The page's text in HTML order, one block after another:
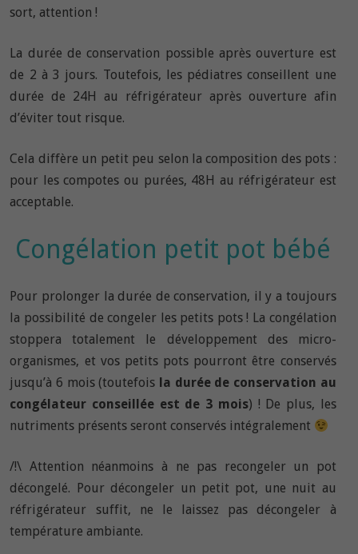
sort, attention !
La durée de conservation possible après ouverture est
de 2 à 3 jours. Toutefois, les pédiatres conseillent une
durée de 24H au réfrigérateur après ouverture afin
d’éviter tout risque.
Cela diffère un petit peu selon la composition des pots :
pour les compotes ou purées, 48H au réfrigérateur est
acceptable.
Congélation petit pot bébé
Pour prolonger la durée de conservation, il y a toujours
la possibilité de congeler les petits pots ! La congélation
stoppera totalement le développement des micro-
organismes, et vos petits pots pourront être conservés
jusqu’à 6 mois (toutefois la durée de conservation au
congélateur conseillée est de 3 mois) ! De plus, les
nutriments présents seront conservés intégralement
/!\ Attention néanmoins à ne pas recongeler un pot
décongelé. Pour décongeler un petit pot, une nuit au
réfrigérateur suffit, ne le laissez pas décongeler à
température ambiante.